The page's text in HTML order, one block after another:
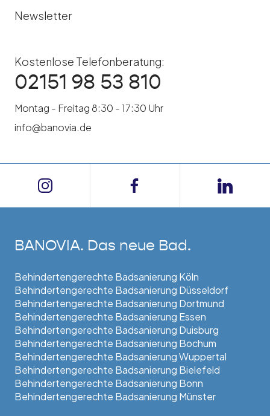
Newsletter
Kostenlose Telefonberatung:
02151 98 53 810
Montag - Freitag 8:30 - 17:30 Uhr
info@banovia.de
BANOVIA. Das neue Bad.
Behindertengerechte Badsanierung Köln
Behindertengerechte Badsanierung Düsseldorf
Behindertengerechte Badsanierung Dortmund
Behindertengerechte Badsanierung Essen
Behindertengerechte Badsanierung Duisburg
Behindertengerechte Badsanierung Bochum
Behindertengerechte Badsanierung Wuppertal
Behindertengerechte Badsanierung Bielefeld
Behindertengerechte Badsanierung Bonn
Behindertengerechte Badsanierung Münster